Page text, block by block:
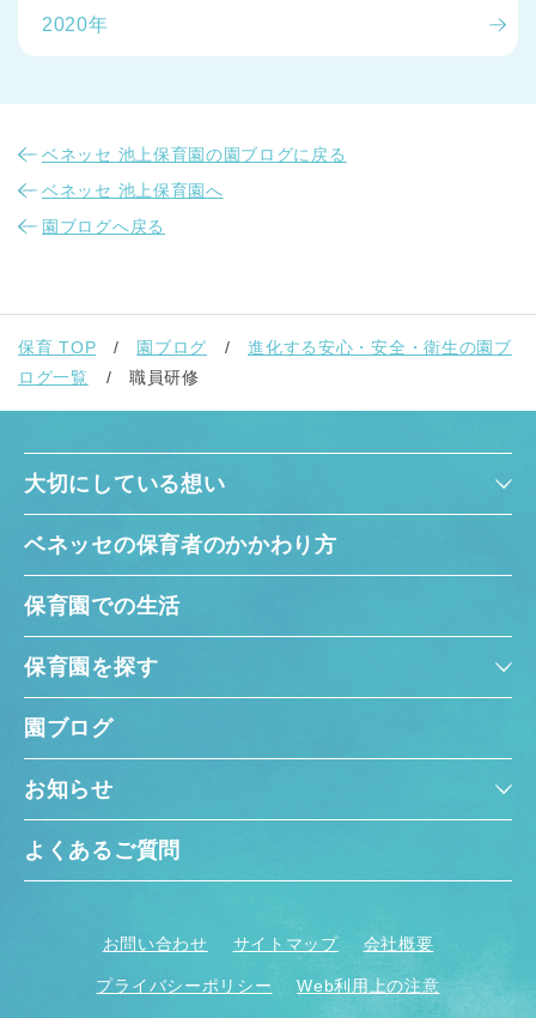
2020年
ベネッセ 池上保育園の園ブログに戻る
ベネッセ 池上保育園へ
園ブログへ戻る
保育 TOP 園ブログ
進化する安心・安全・衛生の園ブ
ログ一覧
職員研修
大切にしている想い
ベネッセの保育者のかかわり方
保育園での生活
保育園を探す
園ブログ
お知らせ
よくあるご質問
お問い合わせ サイトマップ 会社概要
プライバシーポリシー Web利用上の注意